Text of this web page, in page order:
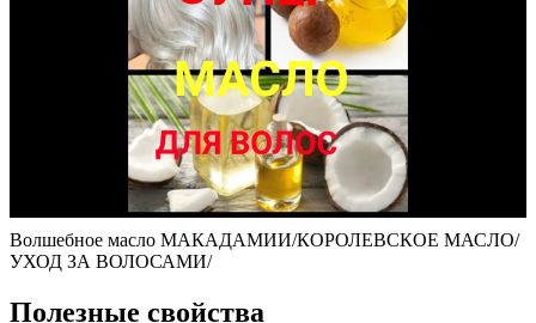
Волшебное масло МАКАДАМИИ/КОРОЛЕВСКОЕ МАСЛО/
УХОД ЗА ВОЛОСАМИ/
Полезные свойства